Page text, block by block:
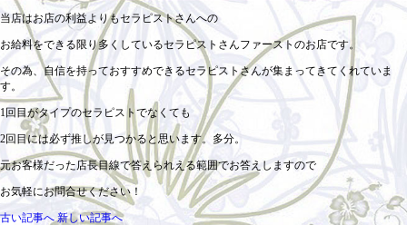
当店はお店の利益よりもセラピストさんへの
お給料をできる限り多くしているセラピストさんファーストのお店です。
その為、自信を持っておすすめできるセラピストさんが集まってきてくれていま
す。
1回目がタイプのセラピストでなくても
2回目には必ず推しが見つかると思います。多分。
元お客様だった店長目線で答えられえる範囲でお答えしますので
お気軽にお問合せください！
古い記事へ 新しい記事へ